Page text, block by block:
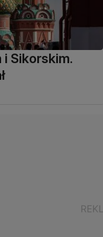
i Sikorskim.